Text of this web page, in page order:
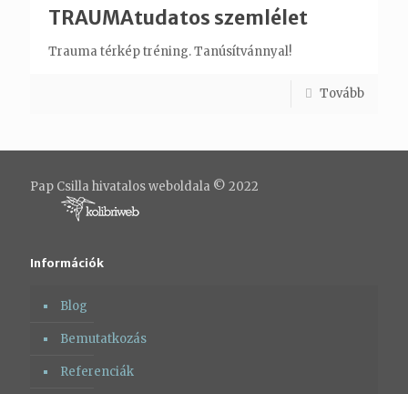
TRAUMAtudatos szemlélet
Trauma térkép tréning. Tanúsítvánnyal!
Tovább
Pap Csilla hivatalos weboldala © 2022
Információk
Blog
Bemutatkozás
Referenciák